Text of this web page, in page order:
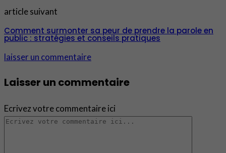
article suivant
Comment surmonter sa peur de prendre la parole en
public : stratégies et conseils pratiques
laisser un commentaire
Laisser un commentaire
Ecrivez votre commentaire ici